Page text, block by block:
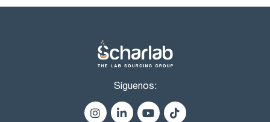
Síguenos: